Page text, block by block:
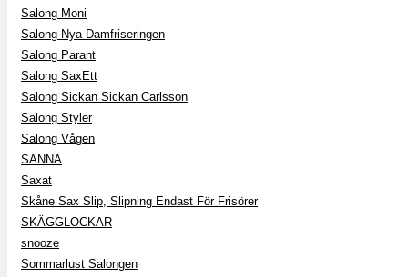
Salong Moni
Salong Nya Damfriseringen
Salong Parant
Salong SaxEtt
Salong Sickan Sickan Carlsson
Salong Styler
Salong Vågen
SANNA
Saxat
Skåne Sax Slip, Slipning Endast För Frisörer
SKÄGGLOCKAR
snooze
Sommarlust Salongen